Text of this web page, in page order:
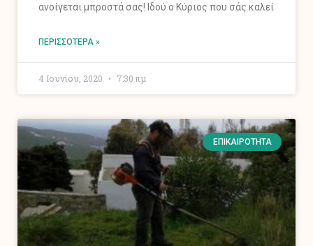
ανοίγεται μπροστά σας! Ιδού ο Κύριος που σάς καλεί
ΠΕΡΙΣΣΌΤΕΡΑ »
4 Ιουνίου, 2020 7:30 πμ
ΕΠΙΚΑΙΡΌΤΗΤΑ